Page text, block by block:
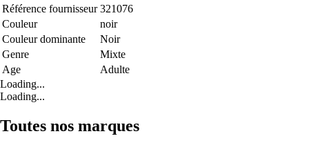
Référence fournisseur 321076
Couleur
noir
Couleur dominante
Noir
Genre
Mixte
Age
Adulte
Loading...
Loading...
Toutes nos marques